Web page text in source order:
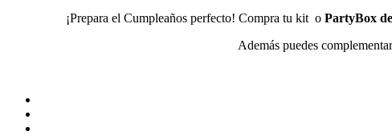
¡Prepara el Cumpleaños perfecto! Compra tu kit o PartyBox
Además puedes